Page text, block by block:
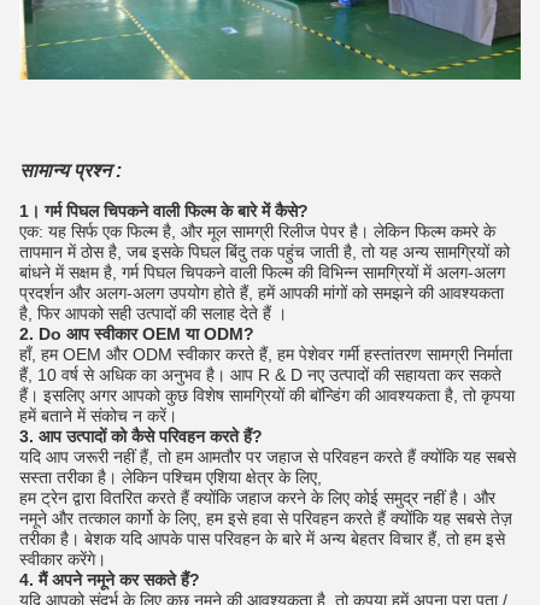
सामान्य प्रश्न :
1। गर्म पिघल चिपकने वाली फिल्म के बारे में कैसे?
एक: यह सिर्फ एक फिल्म है, और मूल सामग्री रिलीज पेपर है। लेकिन फिल्म कमरे के
तापमान में ठोस है, जब इसके पिघल बिंदु तक पहुंच जाती है, तो यह अन्य सामग्रियों को
बांधने में सक्षम है, गर्म पिघल चिपकने वाली फिल्म की विभिन्न सामग्रियों में अलग-अलग
प्रदर्शन और अलग-अलग उपयोग होते हैं, हमें आपकी मांगों को समझने की आवश्यकता
है, फिर आपको सही उत्पादों की सलाह देते हैं ।
2. Do आप स्वीकार OEM या ODM?
हाँ, हम OEM और ODM स्वीकार करते हैं, हम पेशेवर गर्मी हस्तांतरण सामग्री निर्माता
हैं, 10 वर्ष से अधिक का अनुभव है। आप R & D नए उत्पादों की सहायता कर सकते
हैं। इसलिए अगर आपको कुछ विशेष सामग्रियों की बॉन्डिंग की आवश्यकता है, तो कृपया
हमें बताने में संकोच न करें।
3. आप उत्पादों को कैसे परिवहन करते हैं?
यदि आप जरूरी नहीं हैं, तो हम आमतौर पर जहाज से परिवहन करते हैं क्योंकि यह सबसे
सस्ता तरीका है। लेकिन पश्चिम एशिया क्षेत्र के लिए,
हम ट्रेन द्वारा वितरित करते हैं क्योंकि जहाज करने के लिए कोई समुद्र नहीं है। और
नमूने और तत्काल कार्गो के लिए, हम इसे हवा से परिवहन करते हैं क्योंकि यह सबसे तेज़
तरीका है। बेशक यदि आपके पास परिवहन के बारे में अन्य बेहतर विचार हैं, तो हम इसे
स्वीकार करेंगे।
4. मैं अपने नमूने कर सकते हैं?
यदि आपको संदर्भ के लिए कुछ नमूने की आवश्यकता है, तो कृपया हमें अपना पूरा पता /